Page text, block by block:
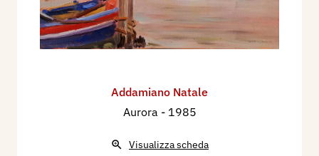
Addamiano Natale
Aurora - 1985
Visualizza scheda